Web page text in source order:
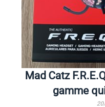
Mad Catz
gamme